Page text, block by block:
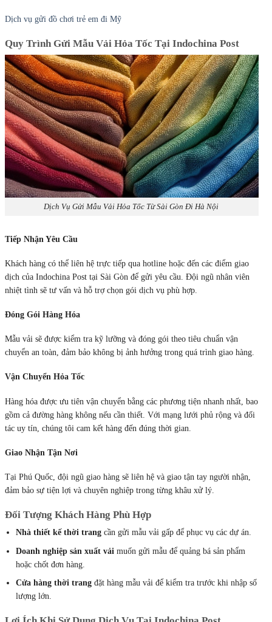
Dịch vụ gửi đồ chơi trẻ em đi Mỹ
Quy Trình Gửi Mẫu Vải Hỏa Tốc Tại Indochina Post
Dịch Vụ Gửi Mẫu Vải Hỏa Tốc Từ Sài Gòn Đi Hà Nội
Tiếp Nhận Yêu Cầu
Khách hàng có thể liên hệ trực tiếp qua hotline hoặc đến các điểm giao
dịch của Indochina Post tại Sài Gòn để gửi yêu cầu. Đội ngũ nhân viên
nhiệt tình sẽ tư vấn và hỗ trợ chọn gói dịch vụ phù hợp.
Đóng Gói Hàng Hóa
Mẫu vải sẽ được kiểm tra kỹ lưỡng và đóng gói theo tiêu chuẩn vận
chuyển an toàn, đảm bảo không bị ảnh hưởng trong quá trình giao hàng.
Vận Chuyển Hỏa Tốc
Hàng hóa được ưu tiên vận chuyển bằng các phương tiện nhanh nhất, bao
gồm cả đường hàng không nếu cần thiết. Với mạng lưới phủ rộng và đối
tác uy tín, chúng tôi cam kết hàng đến đúng thời gian.
Giao Nhận Tận Nơi
Tại Phú Quốc, đội ngũ giao hàng sẽ liên hệ và giao tận tay người nhận,
đảm bảo sự tiện lợi và chuyên nghiệp trong từng khâu xử lý.
Đối Tượng Khách Hàng Phù Hợp
Nhà thiết kế thời trang cần gửi mẫu vải gấp để phục vụ các dự án.
Doanh nghiệp sản xuất vải muốn gửi mẫu để quảng bá sản phẩm
hoặc chốt đơn hàng.
Cửa hàng thời trang đặt hàng mẫu vải để kiểm tra trước khi nhập số
lượng lớn.